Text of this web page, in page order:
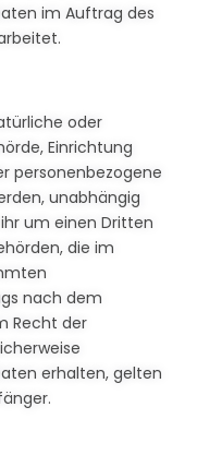
im Auftrag des
oder
Einrichtung
personenbezogene
unabhängig
um einen Dritten
die im
nach dem
Recht der
erhalten, gelten